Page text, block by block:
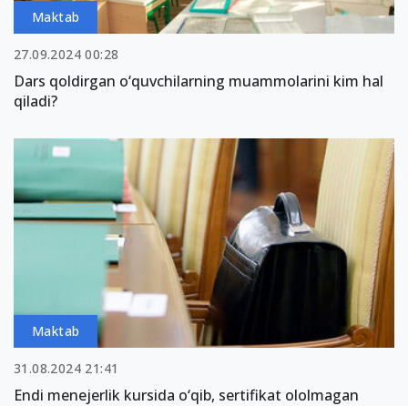
Maktab
27.09.2024 00:28
Dars qoldirgan o‘quvchilarning muammolarini kim hal
qiladi?
Maktab
31.08.2024 21:41
Endi menejerlik kursida o‘qib, sertifikat ololmagan